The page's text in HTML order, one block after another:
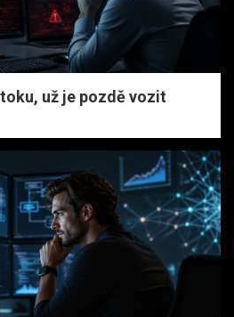
už je pozdě vozit